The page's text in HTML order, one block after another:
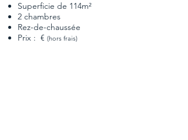
Superficie de 114m²
2 chambres
Rez-de-chaussée
Prix : € (hors frais)